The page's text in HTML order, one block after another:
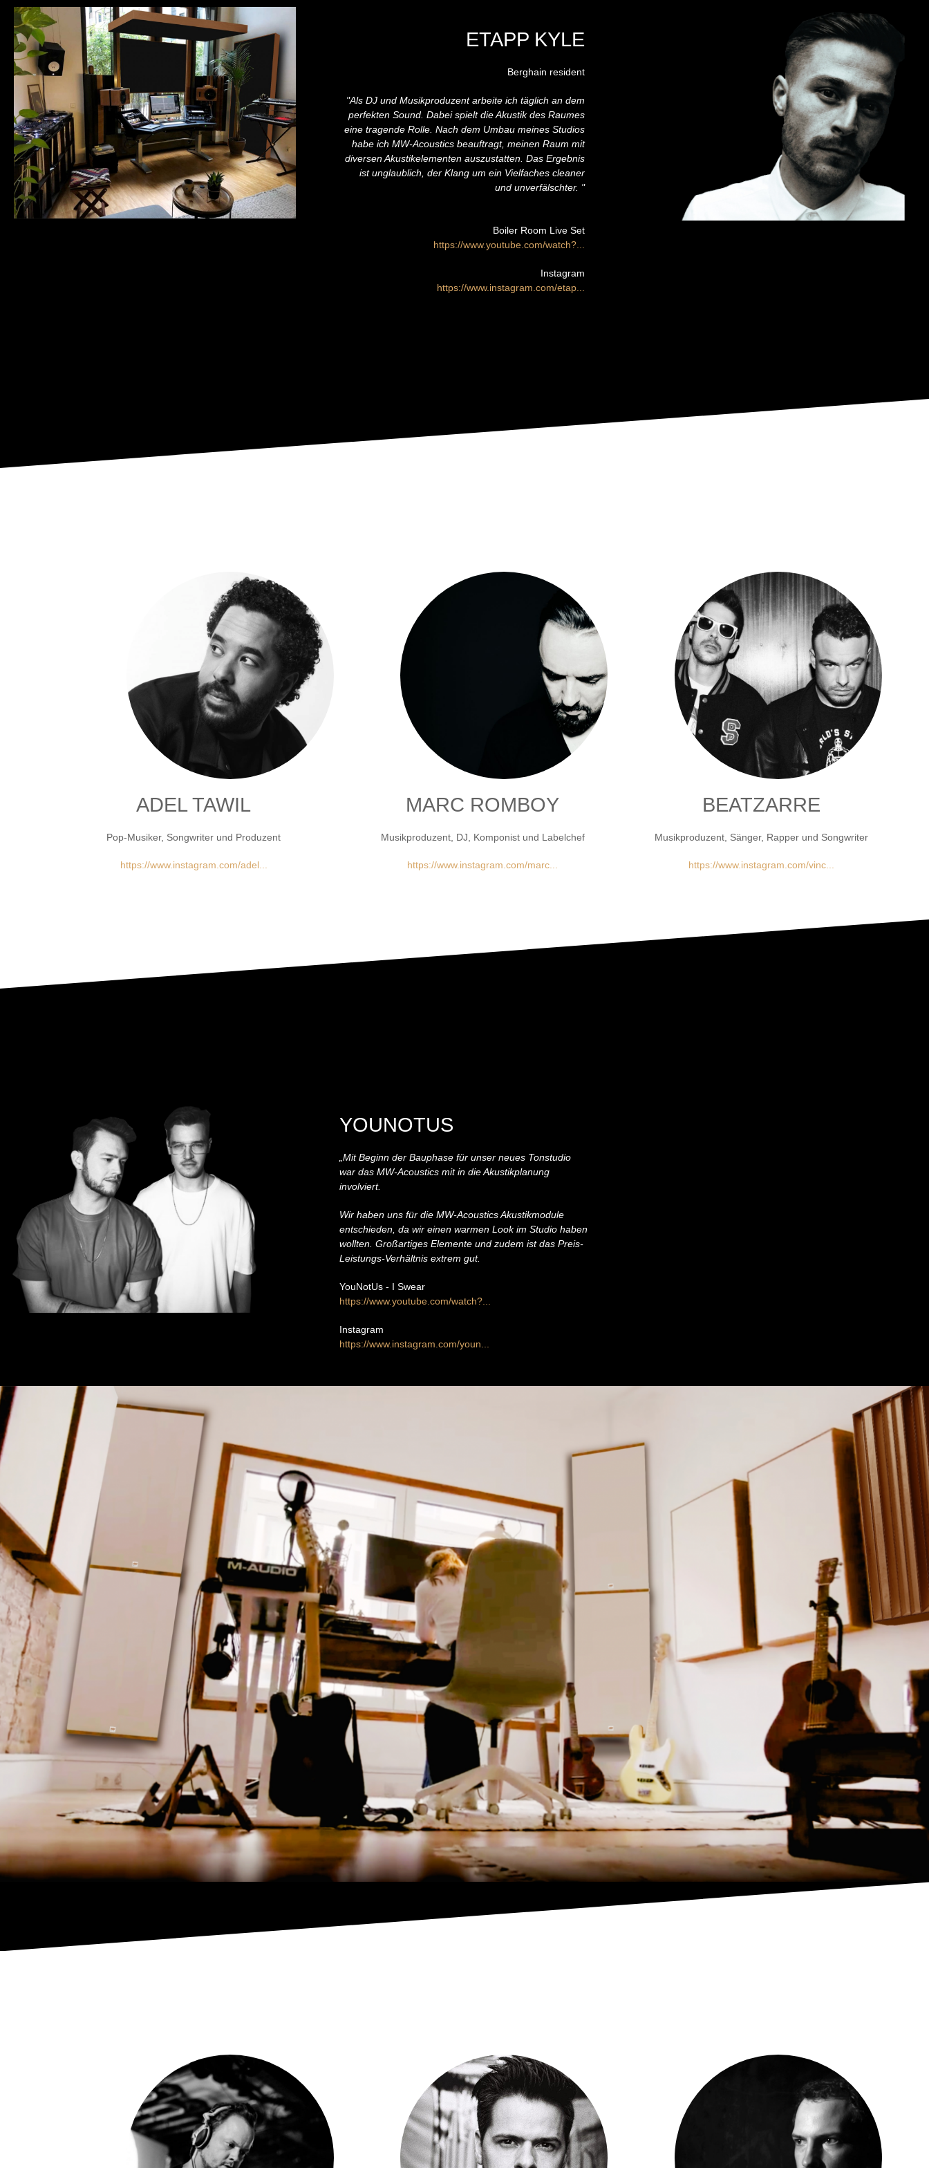
ETAPP KYLE
Berghain resident
"Als DJ und Musikproduzent arbeite ich täglich an dem
perfekten Sound. Dabei spielt die Akustik des Raumes
eine tragende Rolle. Nach dem Umbau meines Studios
habe ich MW-Acoustics beauftragt, meinen Raum mit
diversen Akustikelementen auszustatten. Das Ergebnis
ist unglaublich, der Klang um ein Vielfaches cleaner
und unverfälschter. "
Boiler Room Live Set
https://www.youtube.com/watch?...
Instagram
https://www.instagram.com/etap...
ADEL TAWIL
Pop-Musiker, Songwriter und Produzent
https://www.instagram.com/adel...
MARC ROMBOY
Musikproduzent, DJ, Komponist und Labelchef
https://www.instagram.com/marc...
BEATZARRE
Musikproduzent, Sänger, Rapper und Songwriter
https://www.instagram.com/vinc...
YOUNOTUS
„Mit Beginn der Bauphase für unser neues Tonstudio
war das MW-Acoustics mit in die Akustikplanung
involviert.
Wir haben uns für die MW-Acoustics Akustikmodule
entschieden, da wir einen warmen Look im Studio haben
wollten. Großartiges Elemente und zudem ist das Preis-
Leistungs-Verhältnis extrem gut.
YouNotUs - I Swear
https://www.youtube.com/watch?...
Instagram
https://www.instagram.com/youn...